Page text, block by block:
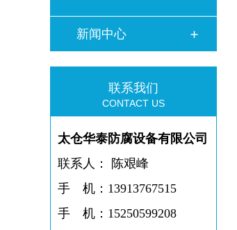
新闻中心
联系我们
CONTACT US
太仓华泰防腐设备有限公司
联系人： 陈艰峰
手 机：13913767515
手 机：15250599208